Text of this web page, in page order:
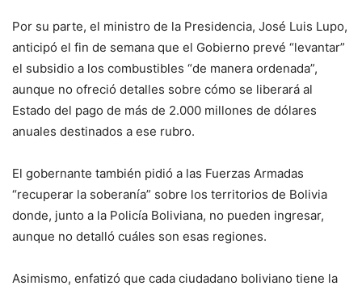
Por su parte, el ministro de la Presidencia, José Luis Lupo,
anticipó el fin de semana que el Gobierno prevé “levantar”
el subsidio a los combustibles “de manera ordenada”,
aunque no ofreció detalles sobre cómo se liberará al
Estado del pago de más de 2.000 millones de dólares
anuales destinados a ese rubro.
El gobernante también pidió a las Fuerzas Armadas
“recuperar la soberanía” sobre los territorios de Bolivia
donde, junto a la Policía Boliviana, no pueden ingresar,
aunque no detalló cuáles son esas regiones.
Asimismo, enfatizó que cada ciudadano boliviano tiene la